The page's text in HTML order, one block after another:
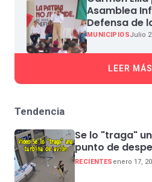
Asamblea
Defensa de
Nacional en
MUNICIPIOSJulio
LEER MÁS
Tendencia
Se lo "traga"
punto de
RECIENTES enero 17,